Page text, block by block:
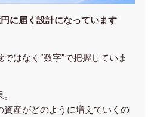
に届く設計になっています
はなく“数字”で把握していま
資産がどのように増えていくの